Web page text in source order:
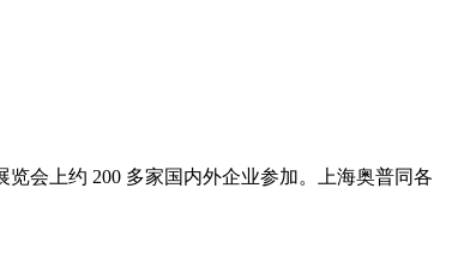
会上约 200 多家国内外企业参加。上海奥普同各